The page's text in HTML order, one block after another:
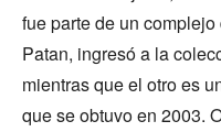
fue parte de un
Patan, ingresó a la
mientras que el otro es
que se obtuvo en 2003.